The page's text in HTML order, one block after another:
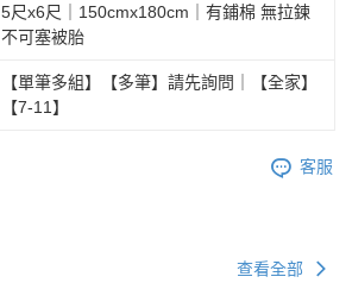
5尺x6尺｜150cmx180cm｜有鋪棉 無拉鍊
不可塞被胎
【單筆多組】【多筆】請先詢問｜【全家】
【7-11】
客服
查看全部